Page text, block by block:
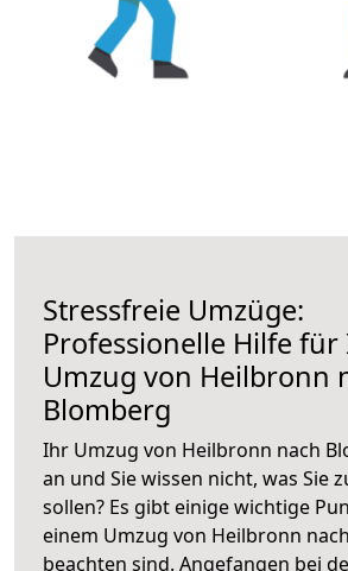
Stressfreie Umzüge:
Professionelle Hilfe
Umzug von Heilbronn
Blomberg
Ihr Umzug von Heilbronn nach
an und Sie wissen nicht, was Sie
sollen? Es gibt einige wichtige
einem Umzug von Heilbronn
beachten sind. Angefangen bei